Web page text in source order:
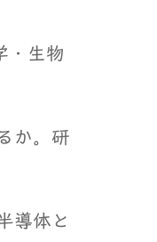
・生物
か。研
導体と